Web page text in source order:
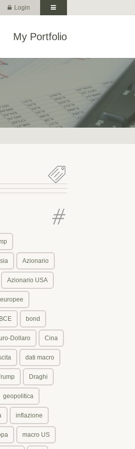
Login
My Portfolio
Azionario
Azionario USA
BCE bond
Dollaro Cina
dati macro
Draghi
geopolitica
inflazione
macro US